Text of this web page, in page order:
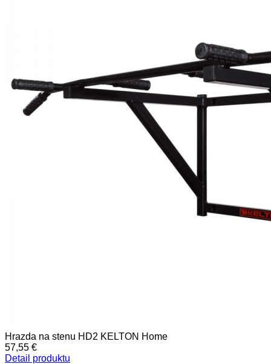
Hrazda na stenu HD2 KELTON Home
57,55 €
Detail produktu